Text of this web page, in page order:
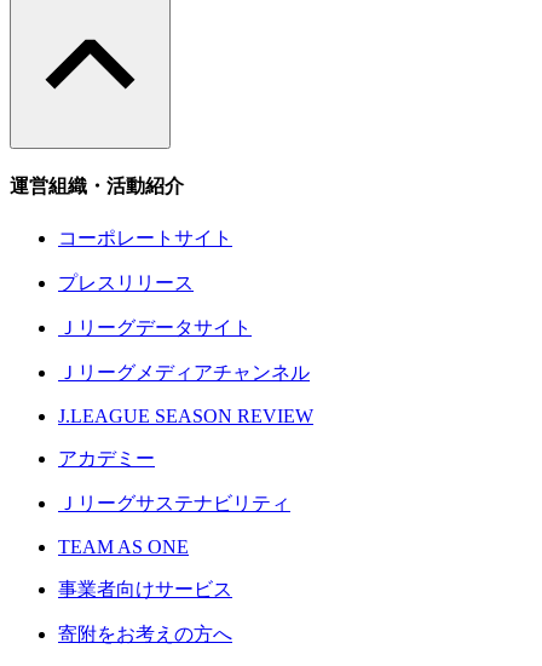
運営組織・活動紹介
コーポレートサイト
プレスリリース
Ｊリーグデータサイト
Ｊリーグメディアチャンネル
J.LEAGUE SEASON REVIEW
アカデミー
Ｊリーグサステナビリティ
TEAM AS ONE
事業者向けサービス
寄附をお考えの方へ